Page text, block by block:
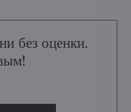
без оценки.